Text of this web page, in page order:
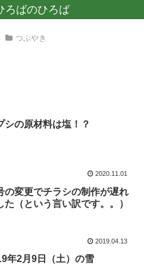
ろばのひろば
つぶやき
シの原材料は塩！？
2020.11.01
の変更でチラシの制作が遅れ
た（という言い訳です。。）
2019.04.13
年2月9日（土）の雪